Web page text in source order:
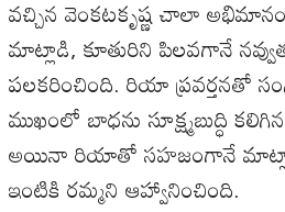
వచ్చిన వెంకటకృష్ణచాలాఅభిమానం
మాట్లాడి, కూతురిని పిలవగానే
పలకరించింది. రియాప్రవర్తనతో
ముఖంలో బాధను సూక్ష్మబుద్ధికలిగిన
అయినారియాతోసహజంగానే
ఇంటికిరమ్మని ఆహ్వానించింది.